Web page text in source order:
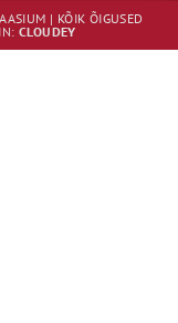
| KÕIK ÕIGUSED
CLOUDEY